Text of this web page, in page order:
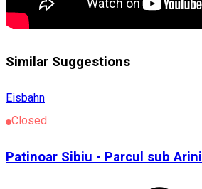
Similar Suggestions
Eisbahn
Closed
Patinoar Sibiu - Parcul sub Arini